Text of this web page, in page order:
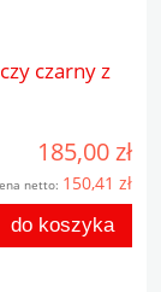
czarny z
185,00 zł
netto: 150,41 zł
do koszyka